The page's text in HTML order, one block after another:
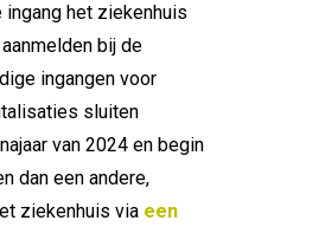
het ziekenhuis
bij de
ingangen voor
sluiten
van 2024 en begin
dan een andere,
ziekenhuis via een